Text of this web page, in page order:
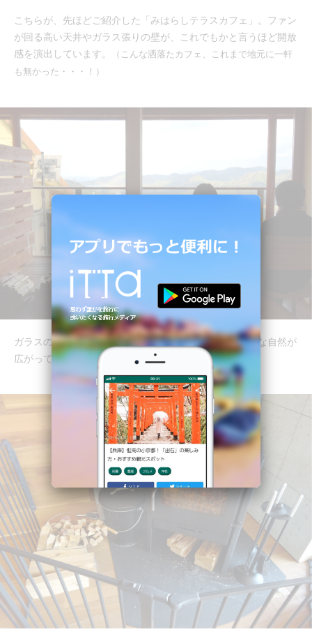
こちらが、先ほどご紹介した「みはらしテラスカフェ」。ファン
が回る高い天井やガラス張りの壁が、これでもかと言うほど開放
感を演出しています。
（こんな洒落たカフェ、これまで地元に一軒
も無かった・・・！）
ガラスの壁の向こうにはテラス席。その向こうには雄大な自然が
広がっています。